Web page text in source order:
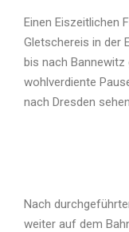
Einen Eiszeitlichen
Gletschereis in der
bis nach
wohlverdiente
nach Dresden
Nach
weiter auf dem